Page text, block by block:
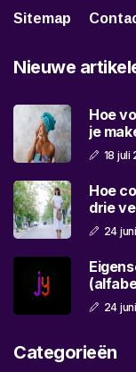
Sitemap
Nieuwe
Hoe
je
18 juli
Hoe
drie
24
24
Categorieën